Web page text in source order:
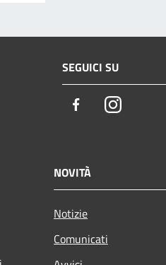
SEGUICI SU
FacebookInstagram
NOVITÀ
Notizie
Comunicati